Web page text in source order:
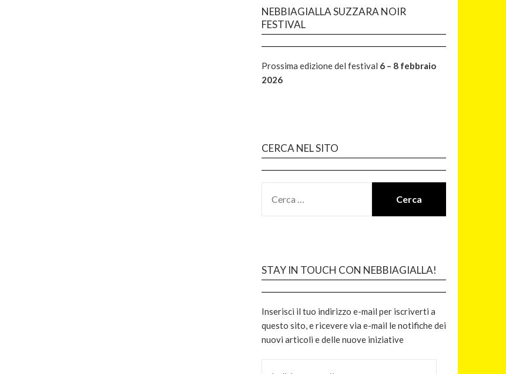
NEBBIAGIALLA SUZZARA NOIR
FESTIVAL
Prossima edizione del festival 6 – 8 febbraio
2026
CERCA NEL SITO
STAY IN TOUCH CON NEBBIAGIALLA!
Inserisci il tuo indirizzo e-mail per iscriverti a
questo sito, e ricevere via e-mail le notifiche dei
nuovi articoli e delle nuove iniziative